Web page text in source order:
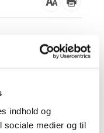
indhold og
sociale medier og til